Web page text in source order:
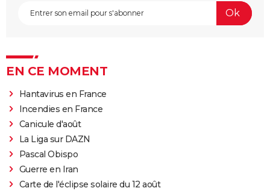
EN CE MOMENT
Hantavirus en France
Incendies en France
Canicule d'août
La Liga sur DAZN
Pascal Obispo
Guerre en Iran
Carte de l'éclipse solaire du 12 août